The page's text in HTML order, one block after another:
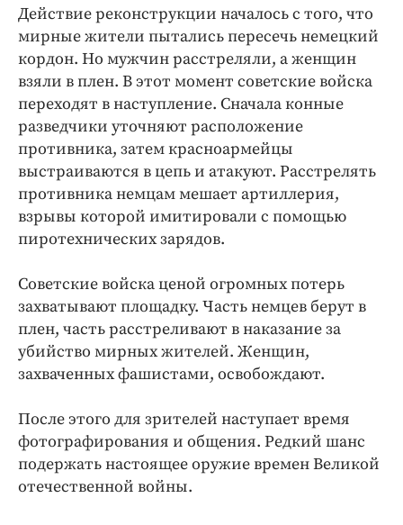
Общество
Погода
Праздники
Происшествия
Спорт
Экономика и бизнес
ПРОЕКТЫ
Блоги
Медиаперсона
Интересное чтиво
Клиника года
Бренд года
Работодатель года
Действие реконструкции началось с того, что
мирные жители пытались пересечь немецкий
кордон. Но мужчин расстреляли, а женщин
взяли в плен. В этот момент советские войска
переходят в наступление. Сначала конные
разведчики уточняют расположение
противника, затем красноармейцы
выстраиваются в цепь и атакуют. Расстрелять
противника немцам мешает артиллерия,
взрывы которой имитировали с помощью
пиротехнических зарядов.
Советские войска ценой огромных потерь
захватывают площадку. Часть немцев берут в
плен, часть расстреливают в наказание за
убийство мирных жителей. Женщин,
захваченных фашистами, освобождают.
После этого для зрителей наступает время
фотографирования и общения. Редкий шанс
подержать настоящее оружие времен Великой
отечественной войны.